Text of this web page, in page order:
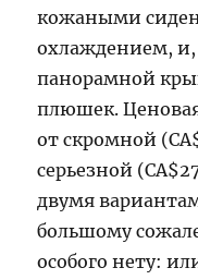
кожаными
охлаждением,
панорамной
плюшек.
от скромной
серьезной
двумя
большому
особого нету: